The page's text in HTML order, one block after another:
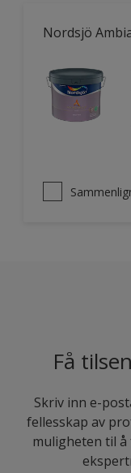
Nordsjö
Få
Skriv inn e-
fellesskap av
muligheten til